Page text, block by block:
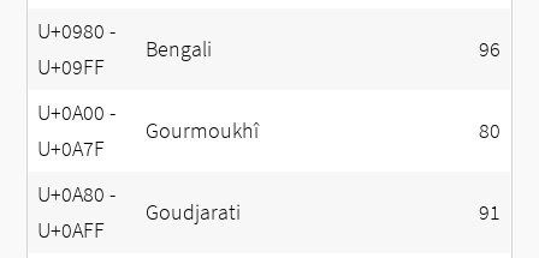
U+0980 -
U+09FF
Bengali 96
U+0A00 -
U+0A7F
Gourmoukhî 80
U+0A80 -
U+0AFF
Goudjarati 91